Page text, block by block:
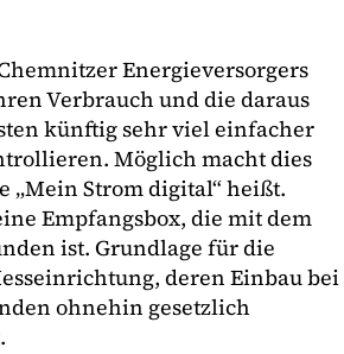
Energieversorgers
Verbrauch und die daraus
künftig sehr viel einfacher
Möglich macht dies
„Mein Strom digital“ heißt.
Empfangsbox, die mit dem
ist. Grundlage für die
deren Einbau bei
ohnehin gesetzlich